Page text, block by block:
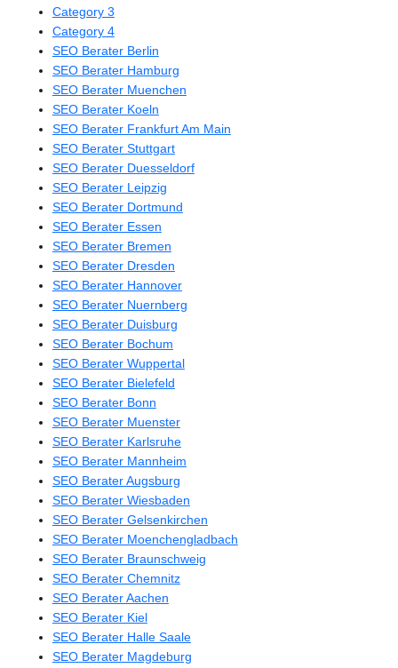
Category 3
Category 4
SEO Berater Berlin
SEO Berater Hamburg
SEO Berater Muenchen
SEO Berater Koeln
SEO Berater Frankfurt Am Main
SEO Berater Stuttgart
SEO Berater Duesseldorf
SEO Berater Leipzig
SEO Berater Dortmund
SEO Berater Essen
SEO Berater Bremen
SEO Berater Dresden
SEO Berater Hannover
SEO Berater Nuernberg
SEO Berater Duisburg
SEO Berater Bochum
SEO Berater Wuppertal
SEO Berater Bielefeld
SEO Berater Bonn
SEO Berater Muenster
SEO Berater Karlsruhe
SEO Berater Mannheim
SEO Berater Augsburg
SEO Berater Wiesbaden
SEO Berater Gelsenkirchen
SEO Berater Moenchengladbach
SEO Berater Braunschweig
SEO Berater Chemnitz
SEO Berater Aachen
SEO Berater Kiel
SEO Berater Halle Saale
SEO Berater Magdeburg